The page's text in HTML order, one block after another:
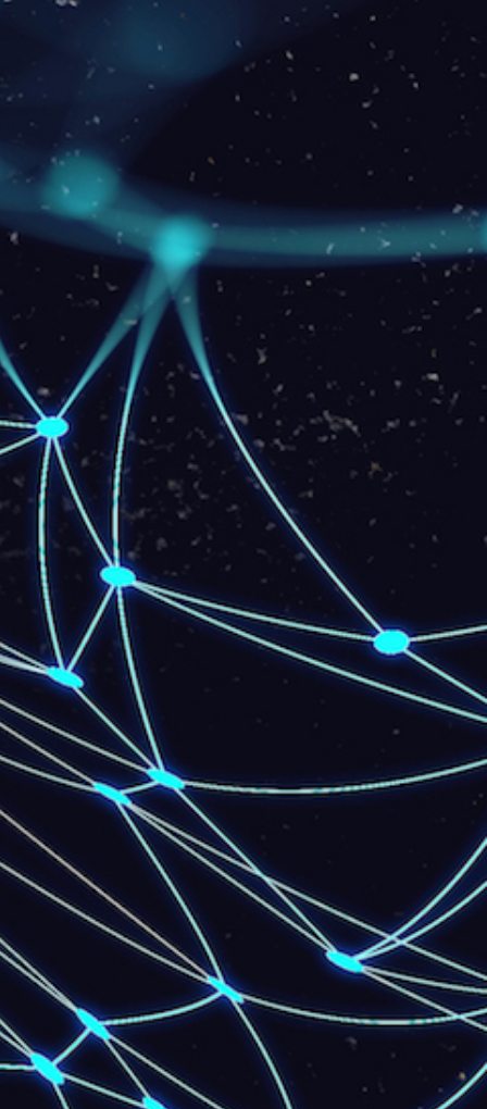
80 Mb
R$ 119
Download: 80 Mbps
Upload: 40 Mbps
Consultar taxa de instalação
EU QUERO
BANDA LARGA Empresarial- Fibra
100 Mb
R$ 129/mês
Download: 100Mbps
Upload: 50 Mbps
Consultar taxa de instalação